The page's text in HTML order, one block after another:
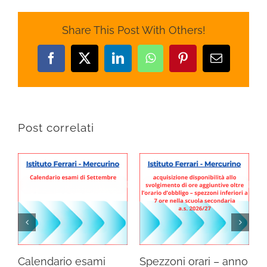
Share This Post With Others!
Facebook
X LinkedInWhatsAppPinterestEmail
Post correlati
Calendario esami
Spezzoni orari – anno